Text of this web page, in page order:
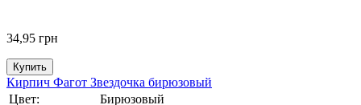
34,95 грн
Купить
Кирпич Фагот Звездочка бирюзовый
Цвет:
Бирюзовый